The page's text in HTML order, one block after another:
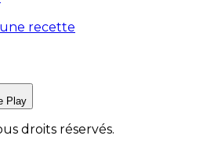
recette
Play
droits réservés.